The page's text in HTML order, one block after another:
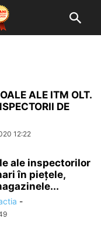
ALE ITM OLT.
DE
12:22
ale inspectorilor
în pieţele,
-